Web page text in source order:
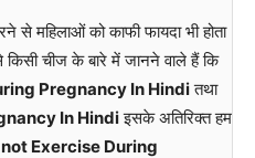
से महिलाओं को काफी फायदा भी होता
चीज के बारे में जानने वाले हैं कि
Pregnancy In Hindiतथा
In Hindiइसके अतिरिक्त हम
Exercise During